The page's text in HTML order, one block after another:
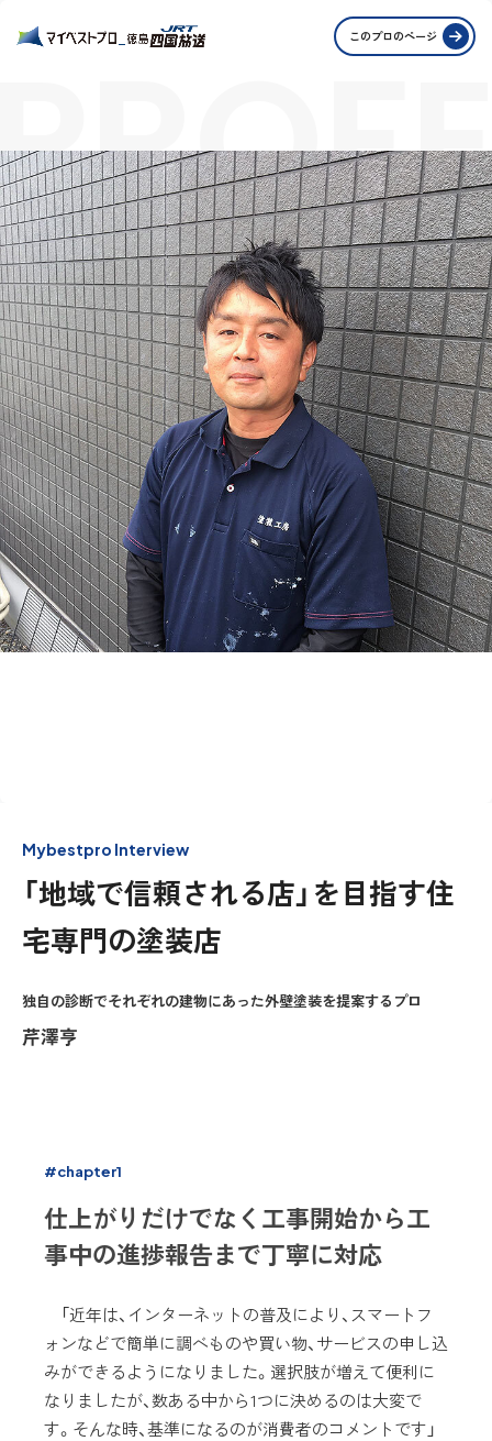
このプロのページ
Mybestpro Interview
「地域で信頼される店」を目指す住
宅専門の塗装店
独自の診断でそれぞれの建物にあった外壁塗装を提案するプロ
芹澤亨
#chapter1
仕上がりだけでなく工事開始から工
事中の進捗報告まで丁寧に対応
「近年は、インターネットの普及により、スマートフ
ォンなどで簡単に調べものや買い物、サービスの申し込
みができるようになりました。選択肢が増えて便利に
なりましたが、数ある中から1つに決めるのは大変で
す。そんな時、基準になるのが消費者のコメントです」